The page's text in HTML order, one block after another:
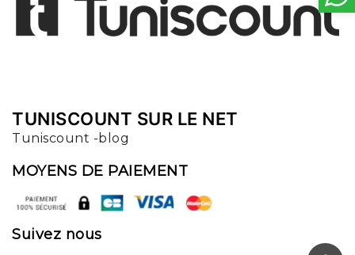
TUNISCOUNT SUR LE NET
Tuniscount -blog
MOYENS DE PAIEMENT
Suivez nous